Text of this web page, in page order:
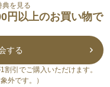
典を見る
円以上のお買い物で
する
引でご購入いただけます。
外です。）